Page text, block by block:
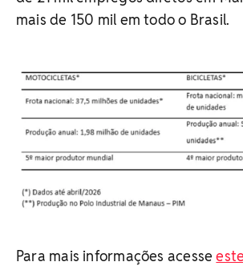
mais de 150 mil em todo o Brasil.
Para mais informações acesse